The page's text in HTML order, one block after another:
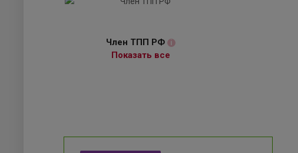
Член ТПП РФ i
Показать все